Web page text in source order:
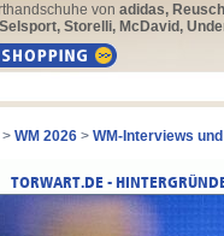
von adidas,
Storelli, McDavid,
> WM 2026 > WM-Interviews